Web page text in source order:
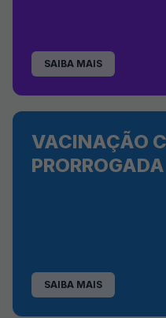
SAIBA MAIS
VACINAÇÃO
PRORROGADA
SAIBA MAIS